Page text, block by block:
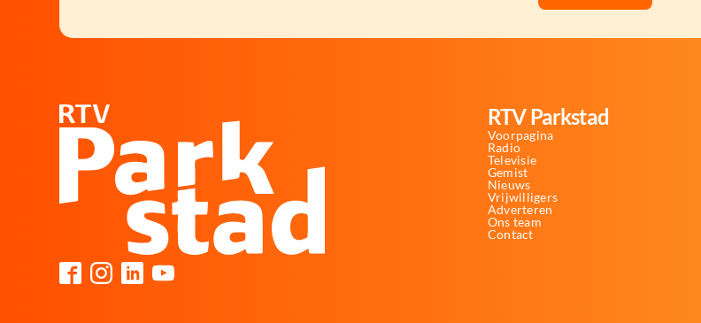
RTV Parkstad
Voorpagina
Radio
Televisie
Gemist
Nieuws
Vrijwilligers
Adverteren
Ons team
Contact